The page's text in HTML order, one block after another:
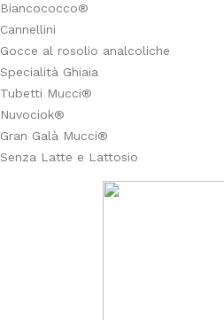
Biancococco®
Cannellini
Gocce al rosolio analcoliche
Specialità Ghiaia
Tubetti Mucci®
Nuvociok®
Gran Galà Mucci®
Senza Latte e Lattosio